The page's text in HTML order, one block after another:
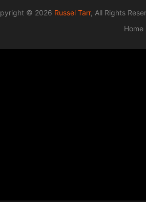
© 2026 Russel Tarr, All Rights
Home